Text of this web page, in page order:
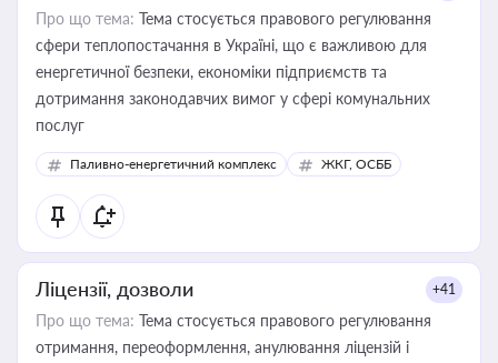
Про що тема: Тема стосується правового регулювання
сфери теплопостачання в Україні, що є важливою для
енергетичної безпеки, економіки підприємств та
дотримання законодавчих вимог у сфері комунальних
послуг
Паливно-енергетичний комплекс ЖКГ, ОСББ
Ліцензії, дозволи +41
Про що тема: Тема стосується правового регулювання
отримання, переоформлення, анулювання ліцензій і